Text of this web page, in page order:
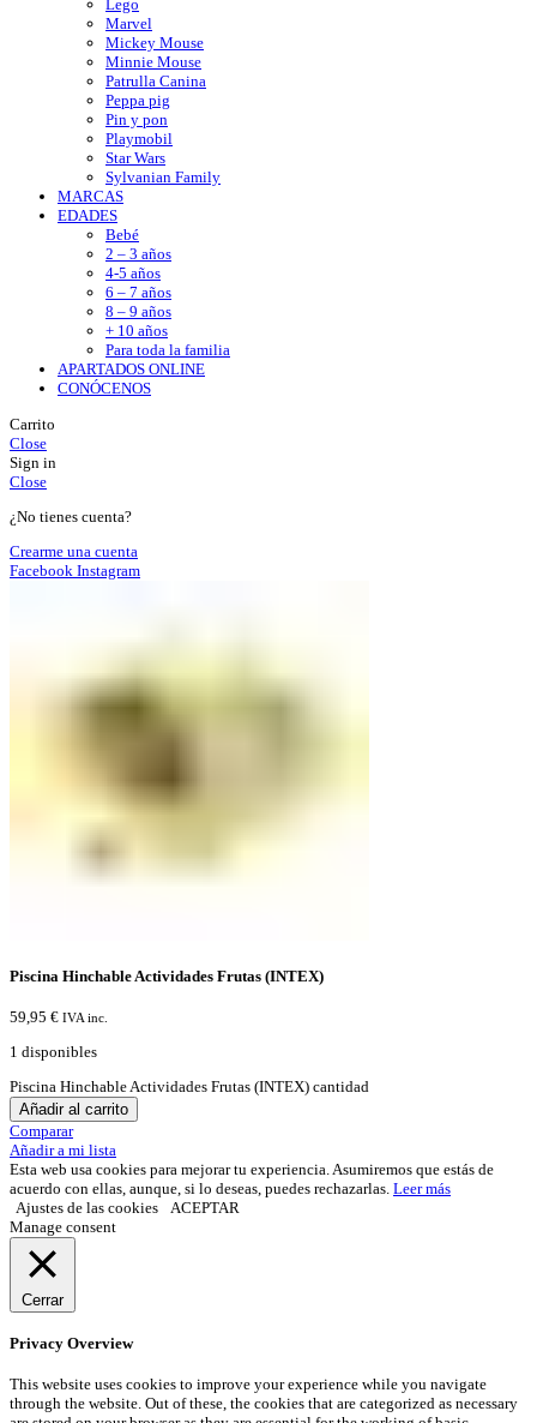
Lego
Marvel
Mickey Mouse
Minnie Mouse
Patrulla Canina
Peppa pig
Pin y pon
Playmobil
Star Wars
Sylvanian Family
MARCAS
EDADES
Bebé
2 – 3 años
4-5 años
6 – 7 años
8 – 9 años
+ 10 años
Para toda la familia
APARTADOS ONLINE
CONÓCENOS
Carrito
Close
Sign in
Close
¿No tienes cuenta?
Crearme una cuenta
Facebook Instagram
Piscina Hinchable Actividades Frutas (INTEX)
59,95 € IVA inc.
1 disponibles
Piscina Hinchable Actividades Frutas (INTEX) cantidad
Añadir al carrito
Comparar
Añadir a mi lista
Esta web usa cookies para mejorar tu experiencia. Asumiremos que estás de
acuerdo con ellas, aunque, si lo deseas, puedes rechazarlas. Leer más
Ajustes de las cookies
ACEPTAR
Manage consent
Cerrar
Privacy Overview
This website uses cookies to improve your experience while you navigate
through the website. Out of these, the cookies that are categorized as necessary